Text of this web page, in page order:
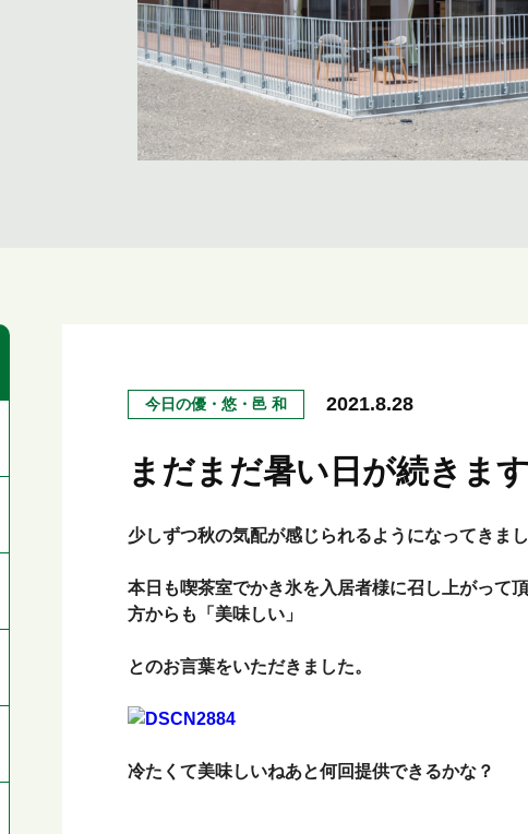
今日の優・悠・邑 和 2021.8.28
まだまだ暑い日が続きま
少しずつ秋の気配が感じられるようになってきま
本日も喫茶室でかき氷を入居者様に召し上がって
方からも「美味しい」
とのお言葉をいただきました。
冷たくて美味しいねあと何回提供できるかな？